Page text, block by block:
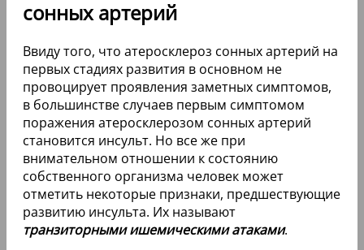
сонных артерий
Ввиду того, что атеросклероз сонных артерий на
первых стадиях развития в основном не
провоцирует проявления заметных симптомов,
в большинстве случаев первым симптомом
поражения атеросклерозом сонных артерий
становится инсульт. Но все же при
внимательном отношении к состоянию
собственного организма человек может
отметить некоторые признаки, предшествующие
развитию инсульта. Их называют
транзиторными ишемическими атаками.